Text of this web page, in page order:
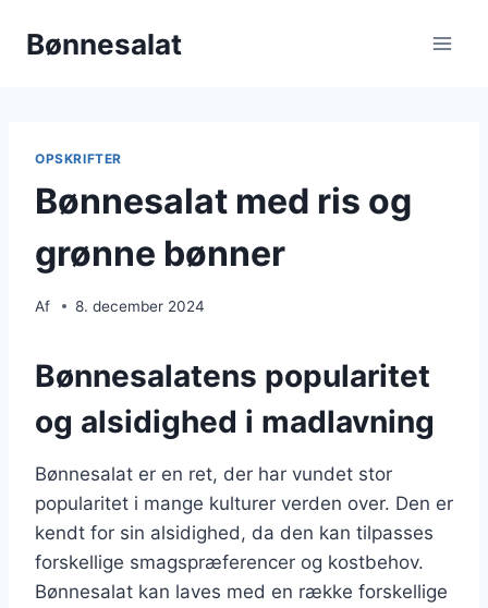
Bønnesalat
OPSKRIFTER
Bønnesalat med ris og
grønne bønner
Af 8. december 2024
Bønnesalatens popularitet
og alsidighed i madlavning
Bønnesalat er en ret, der har vundet stor
popularitet i mange kulturer verden over. Den er
kendt for sin alsidighed, da den kan tilpasses
forskellige smagspræferencer og kostbehov.
Bønnesalat kan laves med en række forskellige